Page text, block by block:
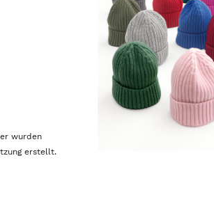
wurden
erstellt.